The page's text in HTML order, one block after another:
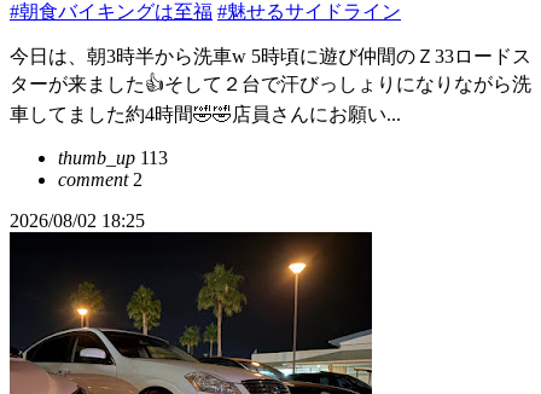
#朝食バイキングは至福 #魅せるサイドライン
今日は、朝3時半から洗車w 5時頃に遊び仲間のＺ33ロードス
ターが来ました👍そして２台で汗びっしょりになりながら洗
車してました約4時間🤣🤣店員さんにお願い...
thumb_up 113
comment2
2026/08/02 18:25